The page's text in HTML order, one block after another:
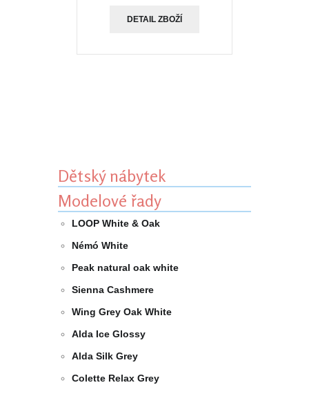
DETAIL ZBOŽÍ
Dětský nábytek
Modelové řady
LOOP White & Oak
Némó White
Peak natural oak white
Sienna Cashmere
Wing Grey Oak White
Alda Ice Glossy
Alda Silk Grey
Colette Relax Grey